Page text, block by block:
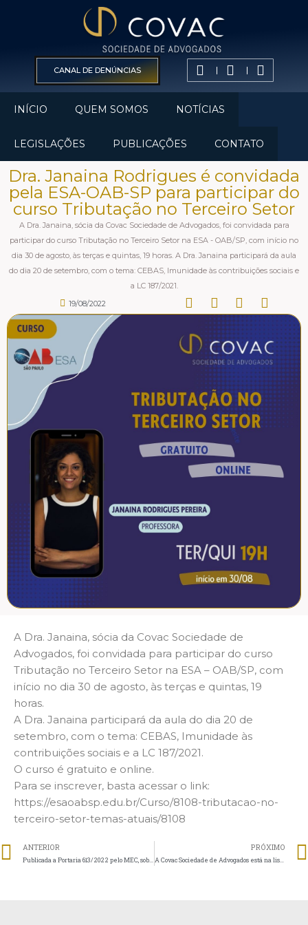
CANAL DE DENÚNCIAS
INÍCIO QUEM SOMOS NOTÍCIAS
LEGISLAÇÕES PUBLICAÇÕES CONTATO
Dra. Janaina Rodrigues é convidada
pela ESA-OAB-SP para participar do
curso Tributação no Terceiro Setor
A Dra. Janaina, sócia da Covac Sociedade de Advogados, foi convidada para
participar do curso Tributação no Terceiro Setor na ESA - OAB/SP, com início no
dia 30 de agosto, às terças e quintas, 19 horas. A Dra. Janaina participará da aula
do dia 20 de setembro, com o tema: CEBAS, Imunidade às contribuições sociais e
a LC 187/2021.
19/08/2022
A Dra. Janaina, sócia da Covac Sociedade de
Advogados, foi convidada para participar do curso
Tributação no Terceiro Setor na ESA – OAB/SP, com
início no dia 30 de agosto, às terças e quintas, 19
horas.
A Dra. Janaina participará da aula do dia 20 de
setembro, com o tema: CEBAS, Imunidade às
contribuições sociais e a LC 187/2021.
O curso é gratuito e online.
Para se inscrever, basta acessar o link:
https://esaoabsp.edu.br/Curso/8108-tributacao-no-
terceiro-setor-temas-atuais/8108
ANTERIOR PRÓXIMO
A Covac Sociedade de Advogados está na lista dos Escritórios que Fazem a Diferença, da Análise Editorial